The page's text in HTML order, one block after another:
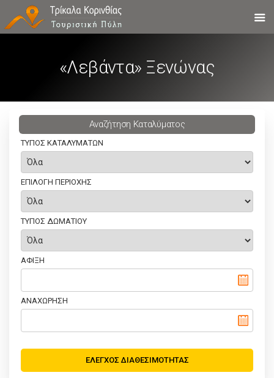
«Λεβάντα» Ξενώνας
Aναζήτηση Καταλύματος
ΤΥΠΟΣ ΚΑΤΑΛΥΜΑΤΩΝ
ΕΠΙΛΟΓΗ ΠΕΡΙΟΧΗΣ
ΤΥΠΟΣ ΔΩΜΑΤΙΟΥ
ΑΦΙΞΗ
ΑΝΑΧΩΡΗΣΗ